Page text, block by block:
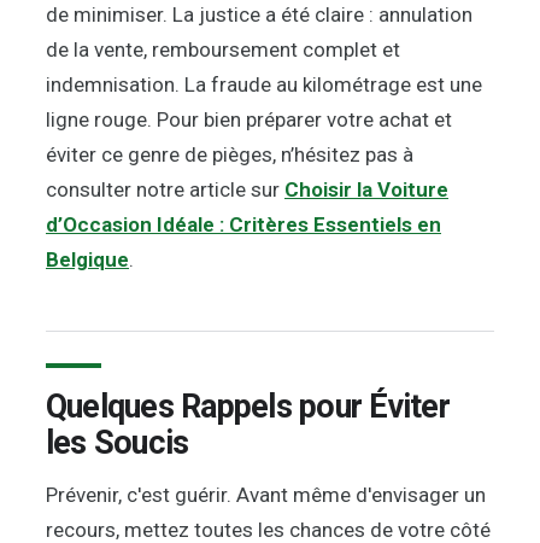
de minimiser. La justice a été claire : annulation
de la vente, remboursement complet et
indemnisation. La fraude au kilométrage est une
ligne rouge. Pour bien préparer votre achat et
éviter ce genre de pièges, n’hésitez pas à
consulter notre article sur Choisir la Voiture
d’Occasion Idéale : Critères Essentiels en
Belgique.
Quelques Rappels pour Éviter
les Soucis
Prévenir, c'est guérir. Avant même d'envisager un
recours, mettez toutes les chances de votre côté